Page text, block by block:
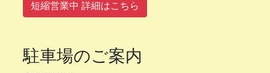
短縮営業中 詳細はこちら
駐車場のご案内